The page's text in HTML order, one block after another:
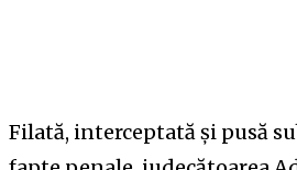
Filată, interceptată și pusă